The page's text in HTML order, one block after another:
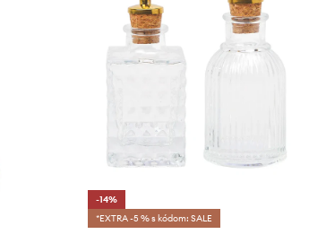
-14%
*EXTRA -5 % s kódom: SALE